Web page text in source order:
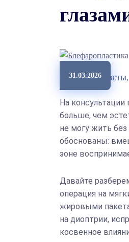
31.03.2026
ВОПРОСЫ И ОТВЕТЫ,
На
больше, чем
не могу жить
обоснованы:
зоне
Давайте
операция на
жировыми
на диоптрии,
косвенное